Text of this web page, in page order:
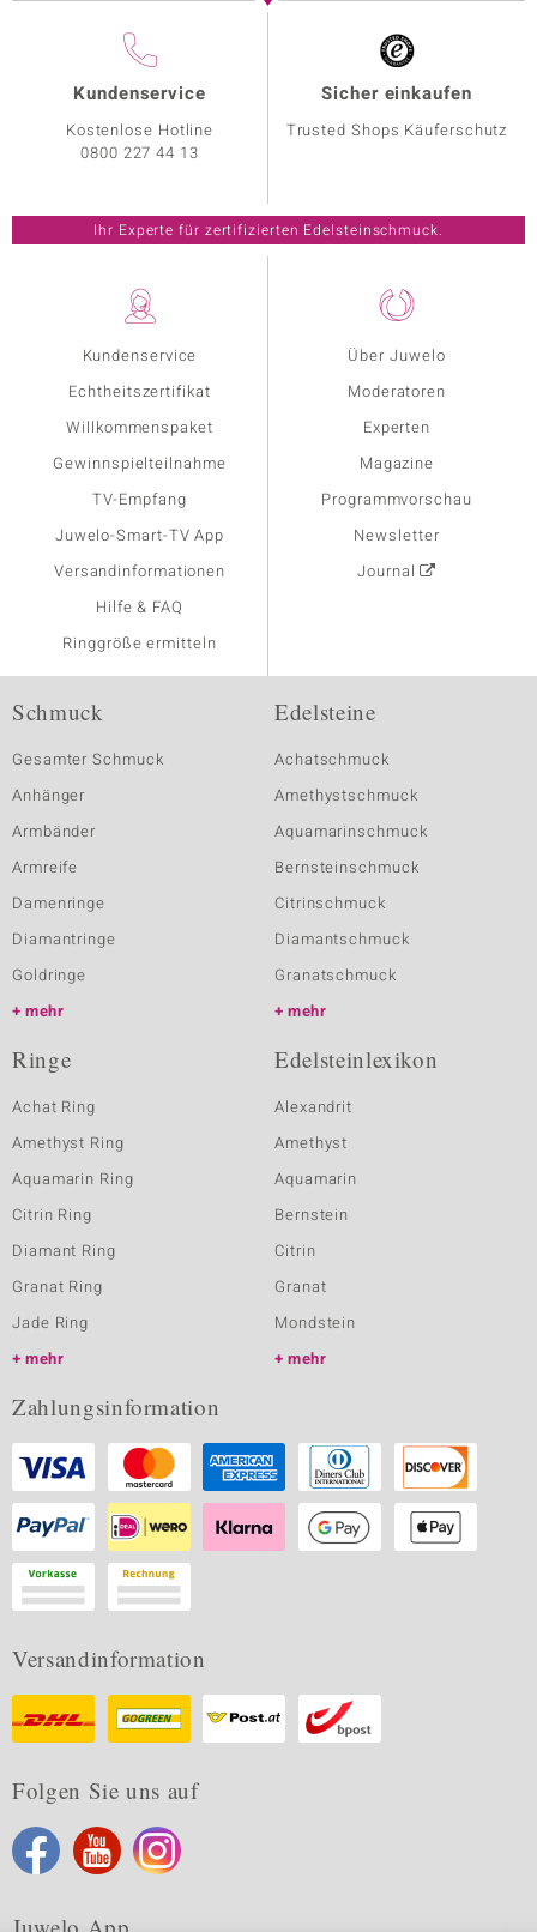
Kundenservice
Echtheitszertifikat
Willkommenspaket
Gewinnspielteilnahme
TV-Empfang
Juwelo-Smart-TV App
Versandinformationen
Hilfe & FAQ
Ringgröße ermitteln
Über Juwelo
Moderatoren
Experten
Magazine
Programmvorschau
Newsletter
Journal
Kundenservice
Kostenlose Hotline
0800 227 44 13
Sicher einkaufen
Trusted Shops Käuferschutz
Ihr Experte für zertifizierten Edelsteinschmuck.
Schmuck
Gesamter Schmuck
Anhänger
Armbänder
Armreife
Damenringe
Diamantringe
Goldringe
mehr
Edelsteine
Achatschmuck
Amethystschmuck
Aquamarinschmuck
Bernsteinschmuck
Citrinschmuck
Diamantschmuck
Granatschmuck
mehr
Ringe
Achat Ring
Amethyst Ring
Aquamarin Ring
Citrin Ring
Diamant Ring
Granat Ring
Jade Ring
mehr
Edelsteinlexikon
Alexandrit
Amethyst
Aquamarin
Bernstein
Citrin
Granat
Mondstein
mehr
Zahlungsinformation
Versandinformation
Folgen Sie uns auf